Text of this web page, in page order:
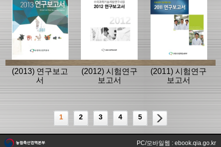
(2013) 연구보고
서
(2012) 시험연구
보고서
(2011) 시험연구
보고서
1 2 3 4 5
PC/모바일웹 : ebook.qia.go.kr